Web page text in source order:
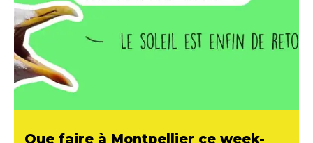
Que faire à Montpellier ce week-